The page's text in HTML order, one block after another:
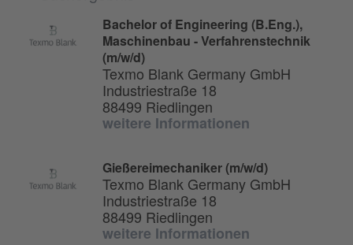
Bachelor of Engineering (B.Eng.),
Maschinenbau - Verfahrenstechnik
(m/w/d)
Texmo Blank Germany GmbH
Industriestraße 18
88499 Riedlingen
weitere Informationen
Gießereimechaniker (m/w/d)
Texmo Blank Germany GmbH
Industriestraße 18
88499 Riedlingen
weitere Informationen